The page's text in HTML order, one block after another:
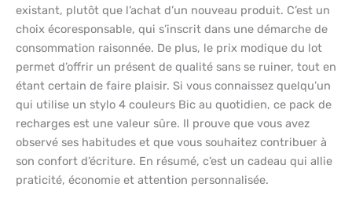
existant, plutôt que l’achat d’un nouveau produit. C’est un
choix écoresponsable, qui s’inscrit dans une démarche de
consommation raisonnée. De plus, le prix modique du lot
permet d’offrir un présent de qualité sans se ruiner, tout en
étant certain de faire plaisir. Si vous connaissez quelqu’un
qui utilise un stylo 4 couleurs Bic au quotidien, ce pack de
recharges est une valeur sûre. Il prouve que vous avez
observé ses habitudes et que vous souhaitez contribuer à
son confort d’écriture. En résumé, c’est un cadeau qui allie
praticité, économie et attention personnalisée.